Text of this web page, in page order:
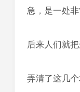
急，是一处非
后来人们就
弄清了这几